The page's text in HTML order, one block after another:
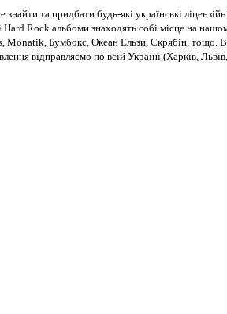
та придбати будь-які українські
Hard Rock альбоми знаходять собі місце на
Monatik, Бумбокс, Океан Ельзи, Скрябін,
відправляємо по всій Україні (Харків,